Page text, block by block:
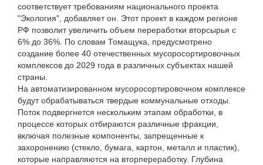
соответствует требованиям национального проекта
"Экология", добавляет он. Этот проект в каждом регионе
РФ позволит увеличить объем переработки вторсырья с
6% до 36%. По словам Томащука, предусмотрено
создание более 40 отечественных мусоросортировочных
комплексов до 2029 года в различных субъектах нашей
страны.
На автоматизированном мусоросортировочном комплексе
будут обрабатываться твердые коммунальные отходы.
Поток подвергнется нескольким этапам обработки, в
процессе которых отбираются различные фракции,
включая полезные компоненты, запрещенные к
захоронению (стекло, бумага, картон, металл и пластик),
которые направляются на вторпереработку. Глубина